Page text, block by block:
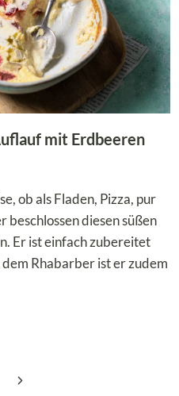
mit Erdbeeren
ob als Fladen, Pizza, pur
beschlossen diesen süßen
Er ist einfach zubereitet
Rhabarber ist er zudem
Nächste